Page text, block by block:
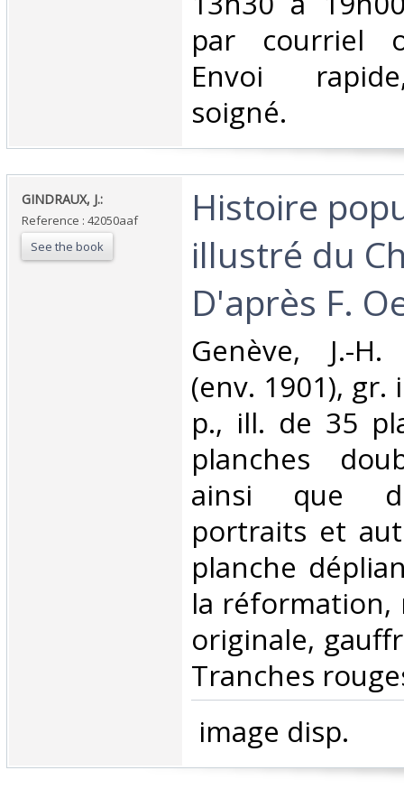
par courriel
Envoi
soigné. ‎
‎GINDRAUX, J.:‎
Reference : 42050aaf
See the book
‎Histoire
illustré du
D'après F.
‎Genève, J.-
(env. 1901), gr.
p., ill. de 35
planches
ainsi que
portraits et
planche
la
originale,
Tranches
‎ image disp.‎